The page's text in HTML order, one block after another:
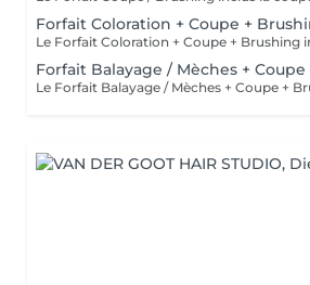
Forfait Coloration + Coupe +
Forfait Balayage / Mèches +